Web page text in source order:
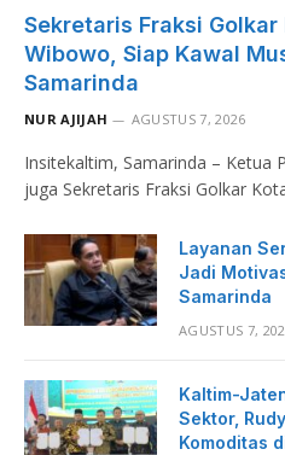
Sekretaris Fraksi
Wibowo, Siap Kawal
Samarinda
NUR AJIJAH AGUSTUS 7, 2026
Insitekaltim, Samarinda – Ketua
juga Sekretaris Fraksi Golkar
Layanan
Jadi
Samarinda
AGUSTUS 7,
Kaltim-
Sektor,
Komoditas